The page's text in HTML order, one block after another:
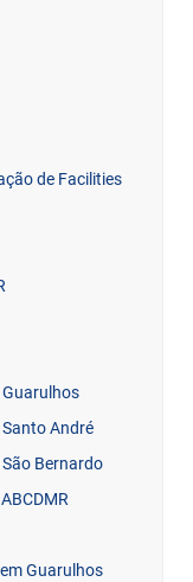
de Facilities
André
Bernardo
Guarulhos